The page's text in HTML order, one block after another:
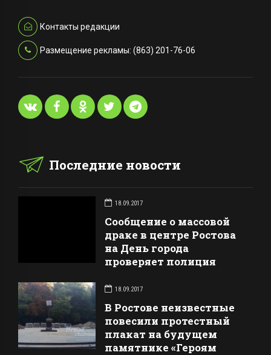
Контакты редакции
Размещение рекламы: (863) 201-76-06
Последние новости
18.09.2017
Сообщение о массовой
драке в центре Ростова
на День города
проверяет полиция
18.09.2017
В Ростове неизвестные
повесили протестный
плакат на будущем
памятнике «Героям